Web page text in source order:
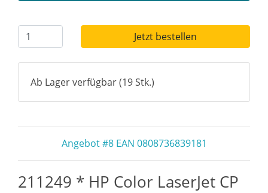
Jetzt bestellen
Ab Lager verfügbar (19 Stk.)
Angebot #8 EAN 0808736839181
211249 * HP Color LaserJet CP